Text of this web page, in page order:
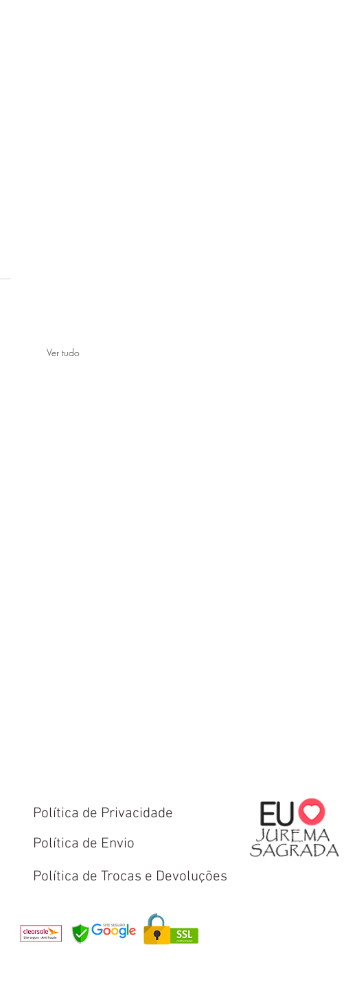
Ver tudo
Política de Privacidade
Política de Envio
Política de Trocas e Devoluções